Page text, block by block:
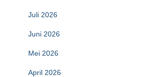
Juli 2026
Juni 2026
Mei 2026
April 2026